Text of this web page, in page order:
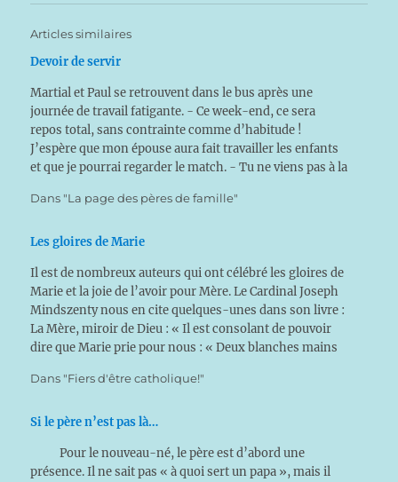
Articles similaires
Devoir de servir
Martial et Paul se retrouvent dans le bus après une
journée de travail fatigante. - Ce week-end, ce sera
repos total, sans contrainte comme d’habitude !
J’espère que mon épouse aura fait travailler les enfants
et que je pourrai regarder le match. - Tu ne viens pas à la
Dans "La page des pères de famille"
Les gloires de Marie
Il est de nombreux auteurs qui ont célébré les gloires de
Marie et la joie de l’avoir pour Mère. Le Cardinal Joseph
Mindszenty nous en cite quelques-unes dans son livre :
La Mère, miroir de Dieu : « Il est consolant de pouvoir
dire que Marie prie pour nous : « Deux blanches mains
Dans "Fiers d'être catholique!"
Si le père n’est pas là…
Pour le nouveau-né, le père est d’abord une
présence. Il ne sait pas « à quoi sert un papa », mais il